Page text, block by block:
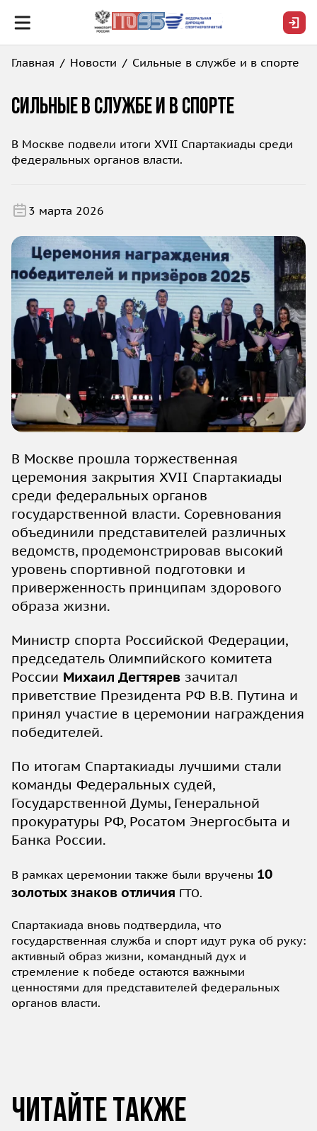
Главная Новости Сильные в службе и в спорте
Сильные в службе и в спорте
В Москве подвели итоги XVII Спартакиады среди
федеральных органов власти.
3 марта 2026
В Москве прошла торжественная
церемония закрытия XVII Спартакиады
среди федеральных органов
государственной власти. Соревнования
объединили представителей различных
ведомств, продемонстрировав высокий
уровень спортивной подготовки и
приверженность принципам здорового
образа жизни.
Министр спорта Российской Федерации,
председатель Олимпийского комитета
России Михаил Дегтярев зачитал
приветствие Президента РФ В.В. Путина и
принял участие в церемонии награждения
победителей.
По итогам Спартакиады лучшими стали
команды Федеральных судей,
Государственной Думы, Генеральной
прокуратуры РФ, Росатом Энергосбыта и
Банка России.
В рамках церемонии также были вручены 10
золотых знаков отличия ГТО.
Спартакиада вновь подтвердила, что
государственная служба и спорт идут рука об руку:
активный образ жизни, командный дух и
стремление к победе остаются важными
ценностями для представителей федеральных
органов власти.
Читайте также